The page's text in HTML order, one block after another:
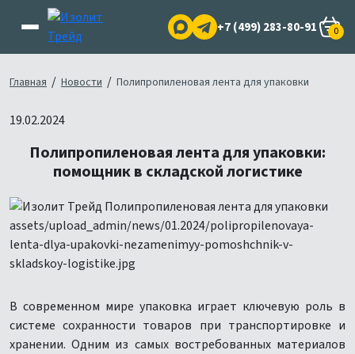
+7 (499) 283-80-91 0
Главная / Новости / Полипропиленовая лента для упаковки
19.02.2024
Полипропиленовая лента для упаковки:
помощник в складской логистике
В современном мире упаковка играет ключевую роль в
системе сохранности товаров при транспортировке и
хранении. Одним из самых востребованных материалов